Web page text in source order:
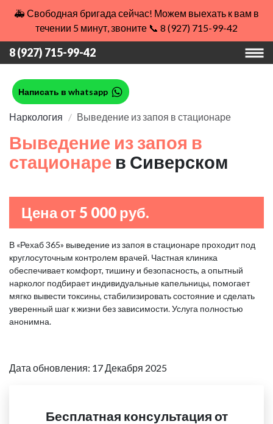
🚑 Свободная бригада сейчас! Можем выехать к вам в
течении 5 минут, звоните 📞 8 (927) 715-99-42
8 (927) 715-99-42
Написать в whatsapp
Наркология Выведение из запоя в стационаре
Выведение из запоя в
стационаре в Сиверском
Цена от 5 000 руб.
В «Рехаб 365» выведение из запоя в стационаре проходит под
круглосуточным контролем врачей. Частная клиника
обеспечивает комфорт, тишину и безопасность, а опытный
нарколог подбирает индивидуальные капельницы, помогает
мягко вывести токсины, стабилизировать состояние и сделать
уверенный шаг к жизни без зависимости. Услуга полностью
анонимна.
Дата обновления: 17 Декабря 2025
Бесплатная консультация от